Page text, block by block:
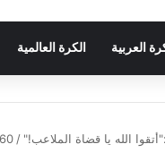
العربية الكرة العالمية
الله يا قضاة الملاعب!" /